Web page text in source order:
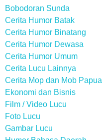
Bobodoran Sunda
Cerita Humor Batak
Cerita Humor Binatang
Cerita Humor Dewasa
Cerita Humor Umum
Cerita Lucu Lainnya
Cerita Mop dan Mob Papua
Ekonomi dan Bisnis
Film / Video Lucu
Foto Lucu
Gambar Lucu